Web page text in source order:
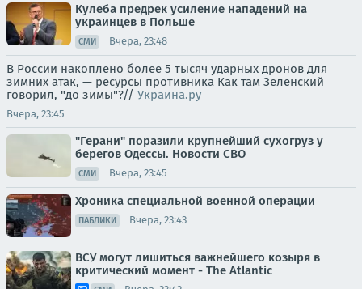
Кулеба предрек усиление нападений на
украинцев в Польше
СМИ Вчера, 23:48
В России накоплено более 5 тысяч ударных дронов для
зимних атак, — ресурсы противника Как там Зеленский
говорил, "до зимы"?// Украина.ру
Вчера, 23:45
"Герани" поразили крупнейший сухогруз у
берегов Одессы. Новости СВО
СМИ Вчера, 23:45
Хроника специальной военной операции
ПАБЛИКИ Вчера, 23:43
ВСУ могут лишиться важнейшего козыря в
критический момент - The Atlantic